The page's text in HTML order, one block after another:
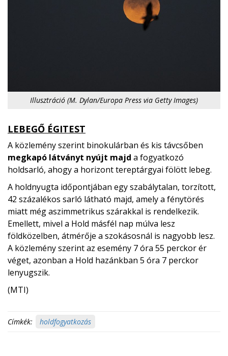
Illusztráció (M. Dylan/Europa Press via Getty Images)
LEBEGŐ ÉGITEST
A közlemény szerint binokulárban és kis távcsőben
megkapó látványt nyújt majd a fogyatkozó
holdsarló, ahogy a horizont tereptárgyai fölött lebeg.
A holdnyugta időpontjában egy szabálytalan, torzított,
42 százalékos sarló látható majd, amely a fénytörés
miatt még aszimmetrikus szárakkal is rendelkezik.
Emellett, mivel a Hold másfél nap múlva lesz
földközelben, átmérője a szokásosnál is nagyobb lesz.
A közlemény szerint az esemény 7 óra 55 perckor ér
véget, azonban a Hold hazánkban 5 óra 7 perckor
lenyugszik.
(MTI)
Címkék: holdfogyatkozás